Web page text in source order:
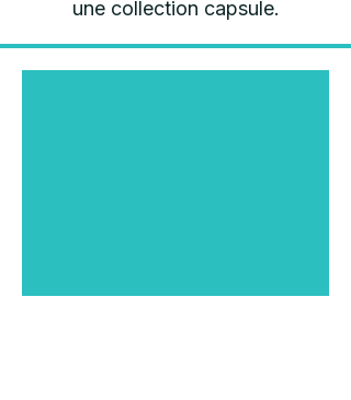
une collection capsule.